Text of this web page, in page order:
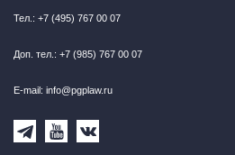
Тел.: +7 (495) 767 00 07
Доп. тел.: +7 (985) 767 00 07
E-mail: info@pgplaw.ru